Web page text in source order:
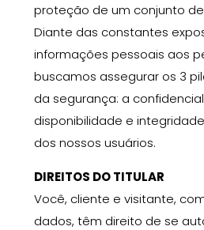
proteção de um conjunto
Diante das constantes
informações pessoais aos
buscamos assegurar os 3
da segurança: a
disponibilidade e
dos nossos usuários.
DIREITOS DO TITULAR
Você, cliente e visitante,
dados, têm direito de se